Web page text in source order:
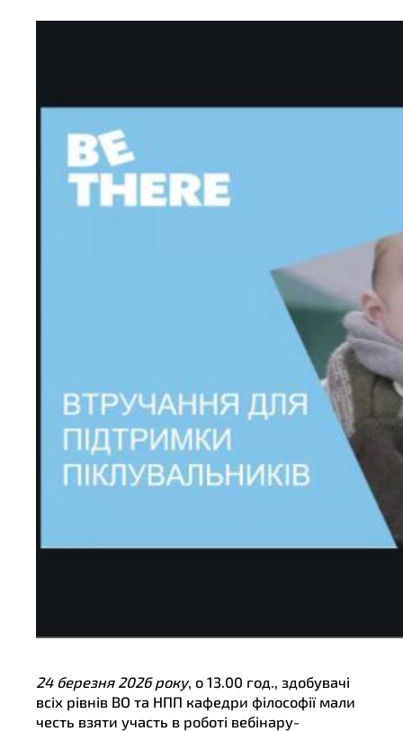
24 березня 2026 року, о 13.00 год., здобувачі
всіх рівнів ВО та НПП кафедри філософії мали
честь взяти участь в роботі вебінару-